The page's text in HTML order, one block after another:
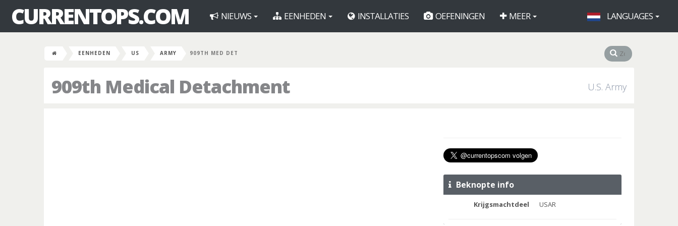
CURRENTOPS.COM NIEUWS EENHEDEN INSTALLATIES OEFENINGEN MEER LANGUAGES
EENHEDEN US ARMY 909TH MED DET
909th Medical Detachment U.S. Army
Beknopte info
Krijgsmachtdeel USAR